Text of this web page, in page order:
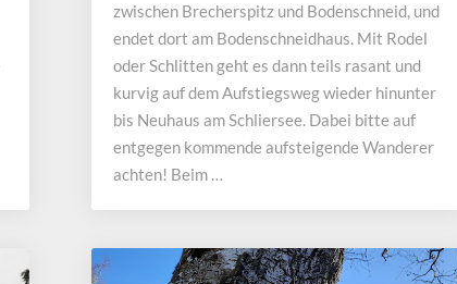
zwischen Brecherspitz und Bodenschneid, und
endet dort am Bodenschneidhaus. Mit Rodel
oder Schlitten geht es dann teils rasant und
kurvig auf dem Aufstiegsweg wieder hinunter
bis Neuhaus am Schliersee. Dabei bitte auf
entgegen kommende aufsteigende Wanderer
achten! Beim …